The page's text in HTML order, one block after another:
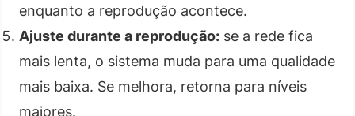
enquanto a reprodução acontece.
Ajuste durante a reprodução: se a rede fica
mais lenta, o sistema muda para uma qualidade
mais baixa. Se melhora, retorna para níveis
maiores.